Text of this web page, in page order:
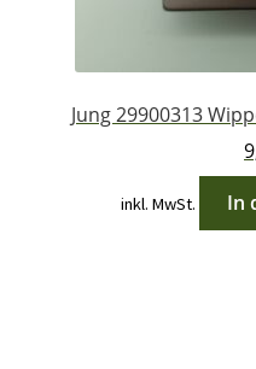
Jung 29900313
inkl. MwSt. In